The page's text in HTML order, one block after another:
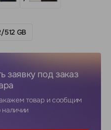
512 GB
заявку под заказ
товар и сообщим
наличии